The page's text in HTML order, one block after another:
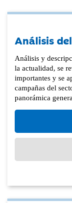
Análisis
Análisis y
la actualidad, se
importantes y se
campañas del
panorámica